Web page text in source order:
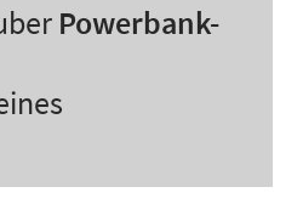
Powerbank-